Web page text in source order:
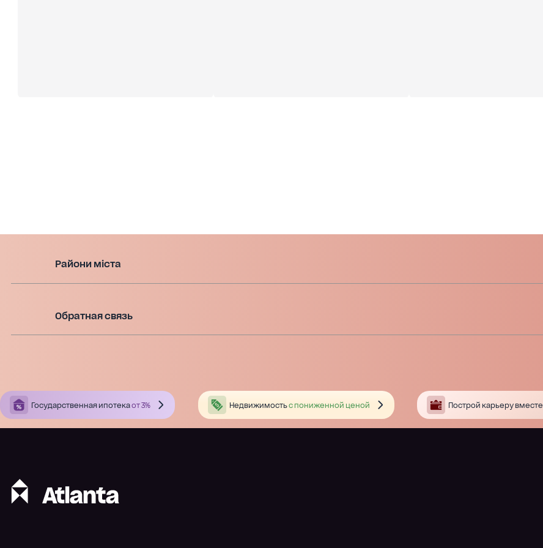
Райони міста
Обратная связь
Государственная ипотекаот 3% Недвижимостьс пониженной ценой Построй карьеру вместе